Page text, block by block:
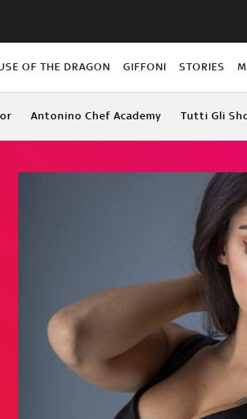
OF THE DRAGON GIFFONI STORIES
Antonino Chef Academy Tutti Gli